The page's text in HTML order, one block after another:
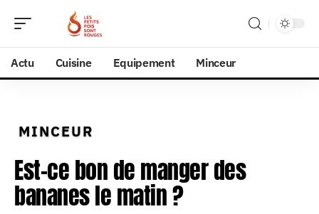
Actu Cuisine Equipement Minceur
MINCEUR
Est-ce bon de manger des
bananes le matin ?